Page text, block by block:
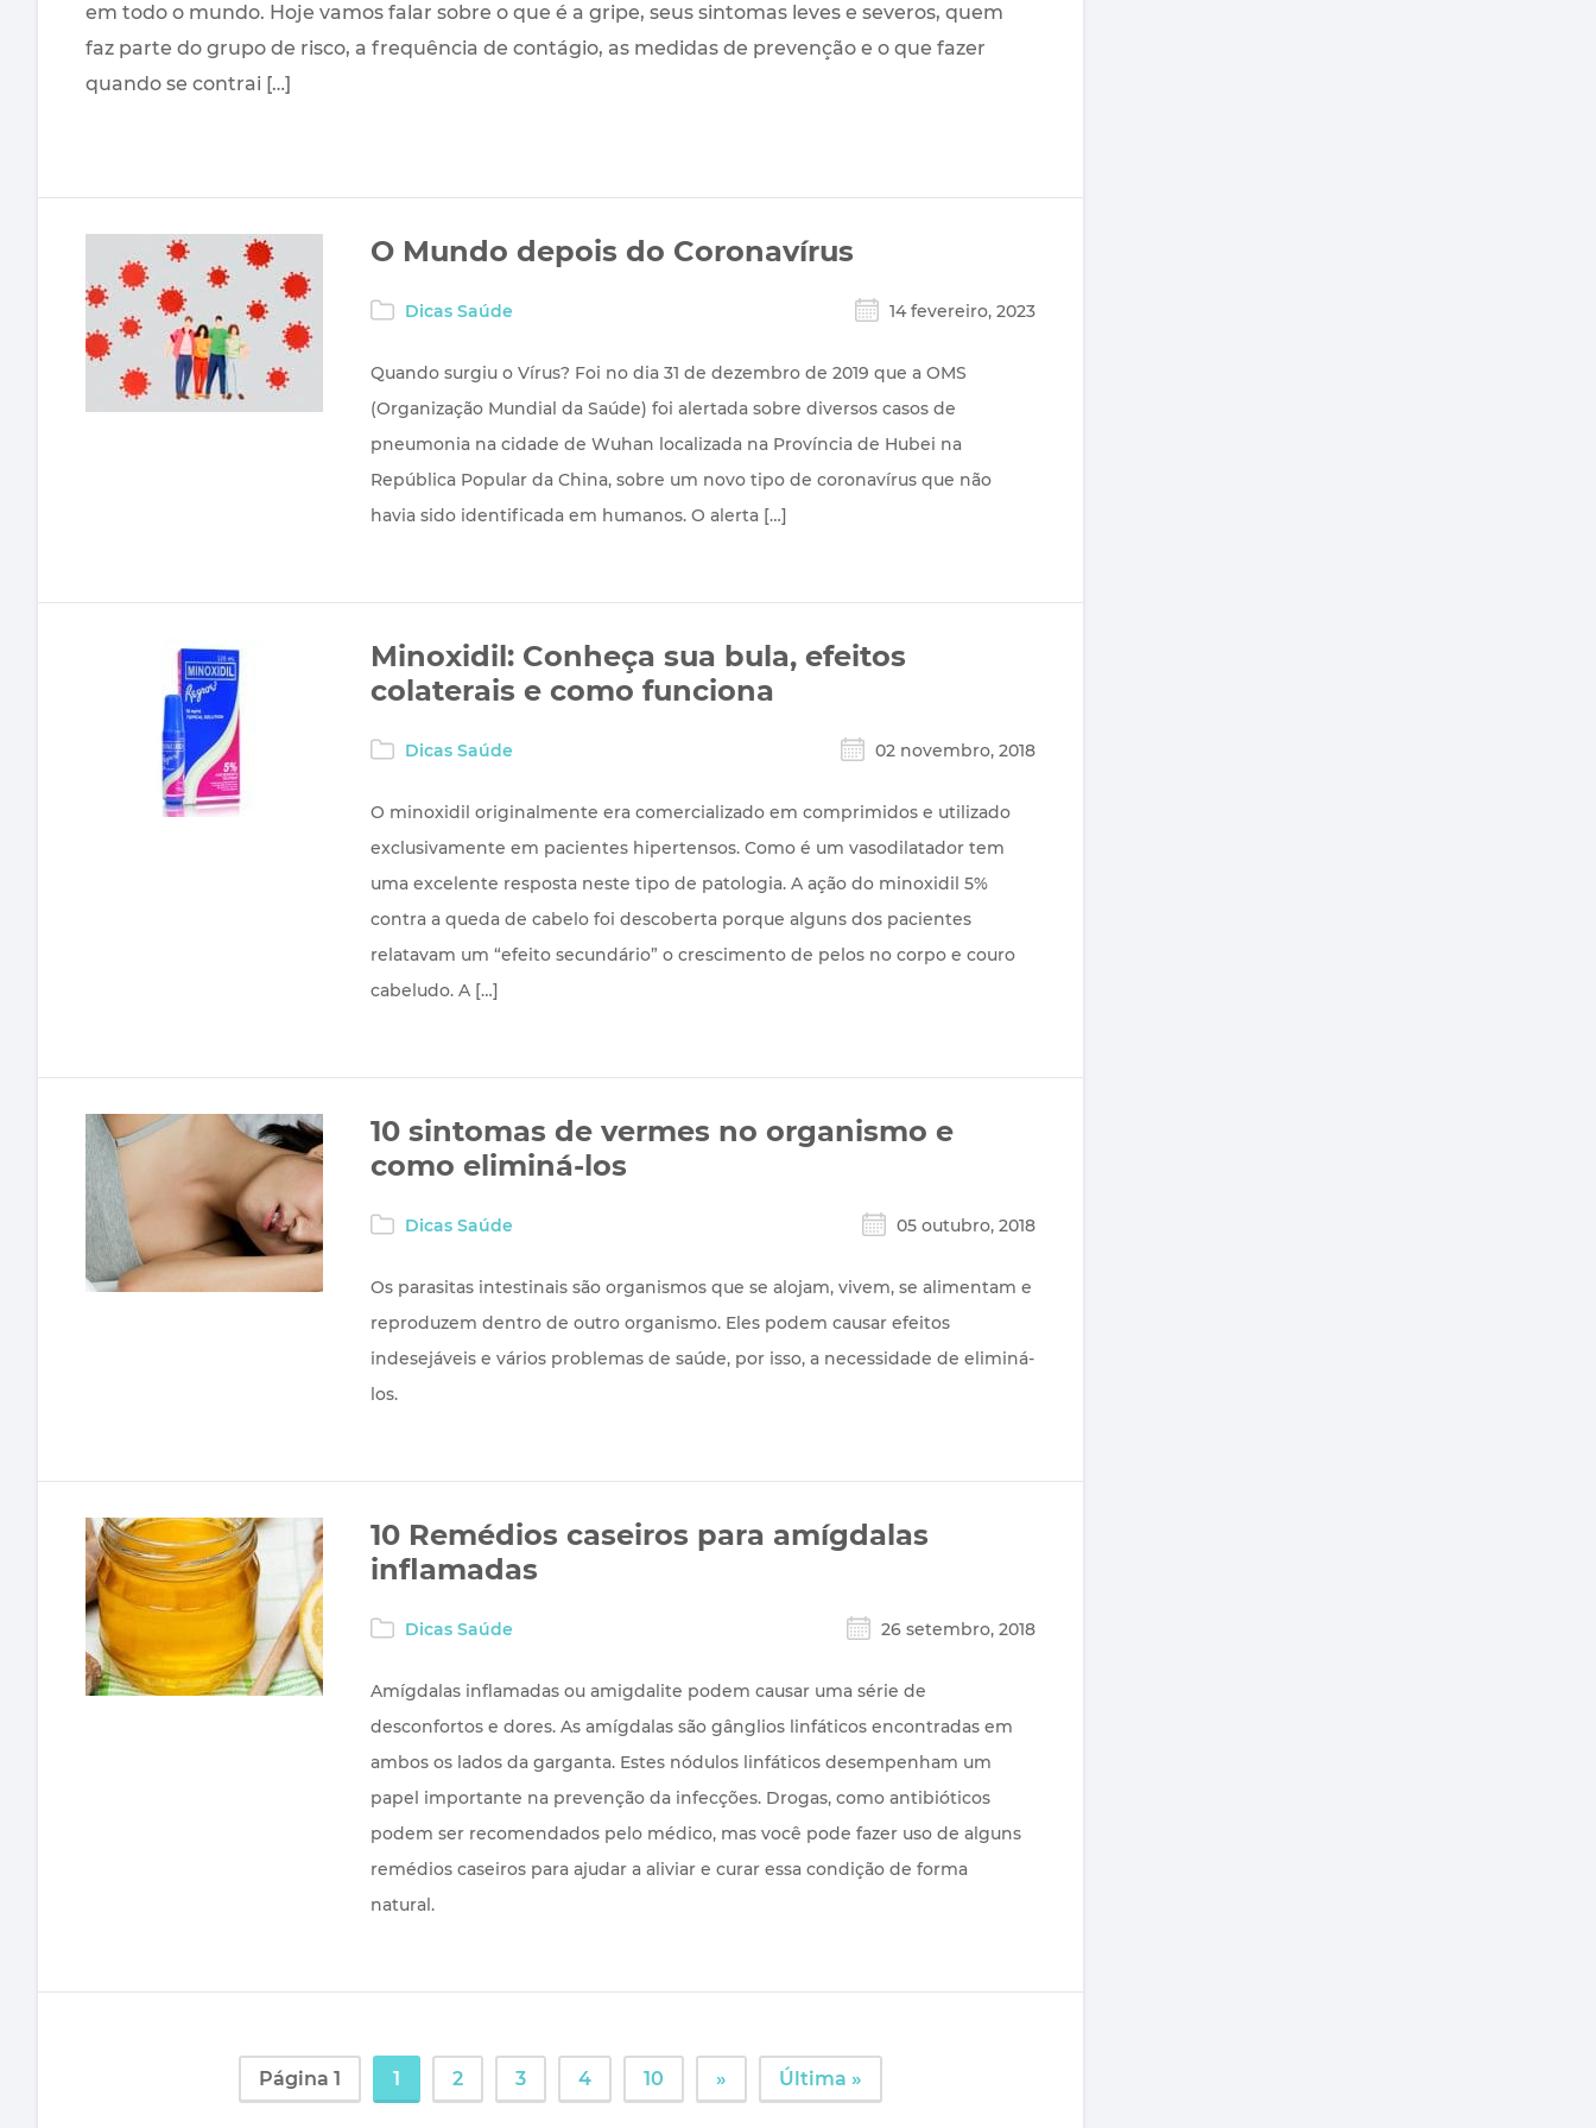
em todo o mundo. Hoje vamos falar sobre o que é a gripe, seus sintomas leves e severos, quem
faz parte do grupo de risco, a frequência de contágio, as medidas de prevenção e o que fazer
quando se contrai […]
O Mundo depois do Coronavírus
Dicas Saúde 14 fevereiro, 2023
Quando surgiu o Vírus? Foi no dia 31 de dezembro de 2019 que a OMS
(Organização Mundial da Saúde) foi alertada sobre diversos casos de
pneumonia na cidade de Wuhan localizada na Província de Hubei na
República Popular da China, sobre um novo tipo de coronavírus que não
havia sido identificada em humanos. O alerta […]
Minoxidil: Conheça sua bula, efeitos
colaterais e como funciona
Dicas Saúde 02 novembro, 2018
O minoxidil originalmente era comercializado em comprimidos e utilizado
exclusivamente em pacientes hipertensos. Como é um vasodilatador tem
uma excelente resposta neste tipo de patologia. A ação do minoxidil 5%
contra a queda de cabelo foi descoberta porque alguns dos pacientes
relatavam um “efeito secundário” o crescimento de pelos no corpo e couro
cabeludo. A […]
10 sintomas de vermes no organismo e
como eliminá-los
Dicas Saúde 05 outubro, 2018
Os parasitas intestinais são organismos que se alojam, vivem, se alimentam e
reproduzem dentro de outro organismo. Eles podem causar efeitos
indesejáveis e vários problemas de saúde, por isso, a necessidade de eliminá-
los.
10 Remédios caseiros para amígdalas
inflamadas
Dicas Saúde 26 setembro, 2018
Amígdalas inflamadas ou amigdalite podem causar uma série de
desconfortos e dores. As amígdalas são gânglios linfáticos encontradas em
ambos os lados da garganta. Estes nódulos linfáticos desempenham um
papel importante na prevenção da infecções. Drogas, como antibióticos
podem ser recomendados pelo médico, mas você pode fazer uso de alguns
remédios caseiros para ajudar a aliviar e curar essa condição de forma
natural.
Página 1 1 2 3 4 10 » Última »